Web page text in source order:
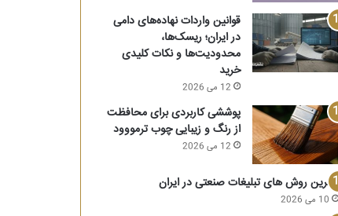
قوانین واردات نهاده‌های دامی
در ایران؛ ریسک‌ها،
محدودیت‌ها و نکات کلیدی
خرید
12 می 2026
پوششی کاربردی برای محافظت
از رنگ و زیبایی چوب ترمووود
12 می 2026
بهترین روش های تبلیغات صنعتی در ایران
10 می 2026